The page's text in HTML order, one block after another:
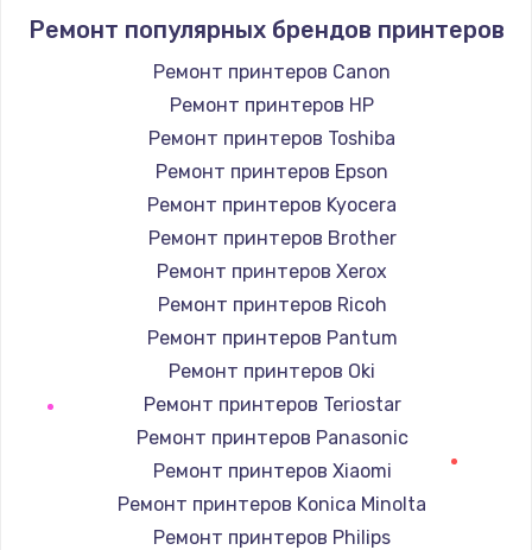
Ремонт популярных брендов принтеров
Ремонт принтеров Canon
Ремонт принтеров HP
Ремонт принтеров Toshiba
Ремонт принтеров Epson
Ремонт принтеров Kyocera
Ремонт принтеров Brother
Ремонт принтеров Xerox
Ремонт принтеров Ricoh
Ремонт принтеров Pantum
Ремонт принтеров Oki
Ремонт принтеров Teriostar
Ремонт принтеров Panasonic
Ремонт принтеров Xiaomi
Ремонт принтеров Konica Minolta
Ремонт принтеров Philips